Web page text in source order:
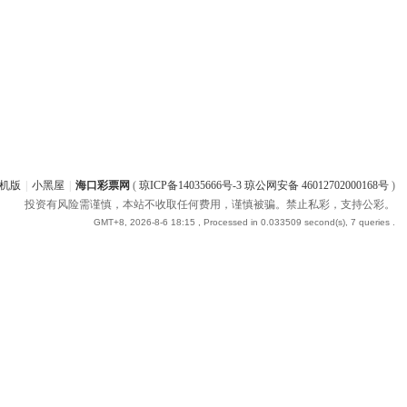
版 小黑屋 海口彩票网 ( 琼ICP备14035666号-3 琼公网安备 46012702000168号)
投资有风险需谨慎，本站不收取任何费用，谨慎被骗。禁止私彩，支持公彩。
GMT+8, 2026-8-6 18:15 , Processed in 0.033509 second(s), 7 queries .